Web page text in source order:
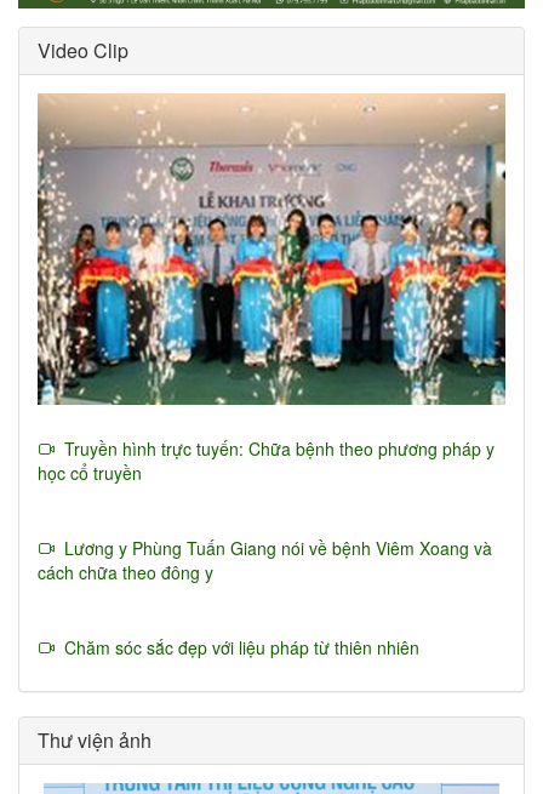
Video Clip
Truyền hình trực tuyến: Chữa bệnh theo phương pháp y
học cổ truyền
Lương y Phùng Tuấn Giang nói về bệnh Viêm Xoang và
cách chữa theo đông y
Chăm sóc sắc đẹp với liệu pháp từ thiên nhiên
Thư viện ảnh